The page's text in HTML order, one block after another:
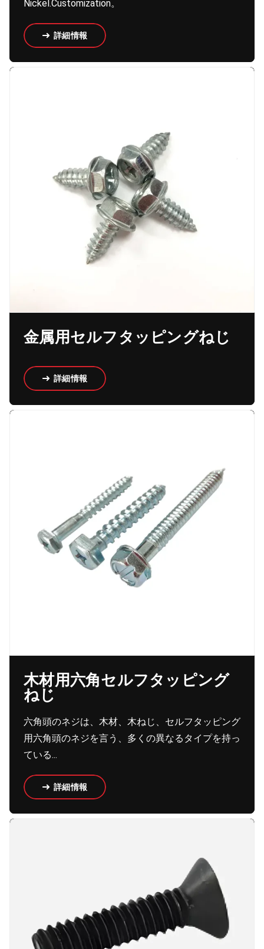
Nickel.Customization。
詳細情報
金属用セルフタッピングねじ
詳細情報
木材用六角セルフタッピング
ねじ
六角頭のネジは、木材、木ねじ、セルフタッピング
用六角頭のネジを言う、多くの異なるタイプを持っ
ている...
詳細情報